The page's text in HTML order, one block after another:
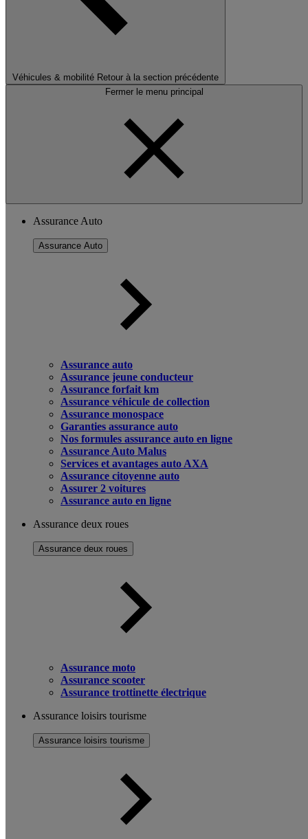
Véhicules & mobilité Retour à la section précédente
Fermer le menu principal
Assurance Auto
Assurance Auto
Assurance auto
Assurance jeune conducteur
Assurance forfait km
Assurance véhicule de collection
Assurance monospace
Garanties assurance auto
Nos formules assurance auto en ligne
Assurance Auto Malus
Services et avantages auto AXA
Assurance citoyenne auto
Assurer 2 voitures
Assurance auto en ligne
Assurance deux roues
Assurance deux roues
Assurance moto
Assurance scooter
Assurance trottinette électrique
Assurance loisirs tourisme
Assurance loisirs tourisme